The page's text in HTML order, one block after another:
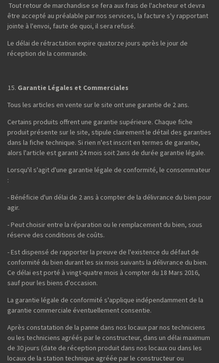
Tout retour de marchandise se fera aux frais de l'acheteur et devra
être accepté au préalable par nos services, la facture s'y rapportant
jointe à l'envoi, faute de quoi, il sera refusé.
Le délai de rétractation expire quatorze jours après le jour de
réception de la commande.
Garantie Légales et Commerciales
Tous les articles en vente sur le site ont une garantie de 2 ans.
Certains produits offrent une garantie supérieure. Chaque fiche
produit présente sur le site, stipule clairement le détail des garanties
dans la fiche technique. Si rien n'est inscrit en termes de garantie,
alors l'article est garanti 24 mois soit 2ans de durée garantie légale.
Lorsqu'il s'agit d'une garantie légale de conformité, le consommateur
:
- Bénéficie d'un délai de 2 ans à compter de la délivrance du bien pour
agir.
- Peut choisir entre la réparation ou le remplacement du bien, sous
réserve des conditions de coûts.
- Est dispensé de rapporter la preuve de l'existence du défaut de
conformité du bien durant les six mois suivants la délivrance du bien.
Ce délai est porté à vingt-quatre mois à compter du 18 Mars 2016,
sauf pour les biens d'occasion.
La garantie légale de conformité s'applique indépendamment de la
garantie commerciale éventuellement consentie.
Après constatation de la panne dans nos locaux par nos techniciens
ou les techniciens agréés par le constructeur, dans un délai maximum
de 30 jours (date de réception produit dans nos locaux ou dans les
locaux de la station technique agréée par le constructeur ou